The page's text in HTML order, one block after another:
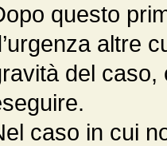
questo
altre
del caso,
caso in cui